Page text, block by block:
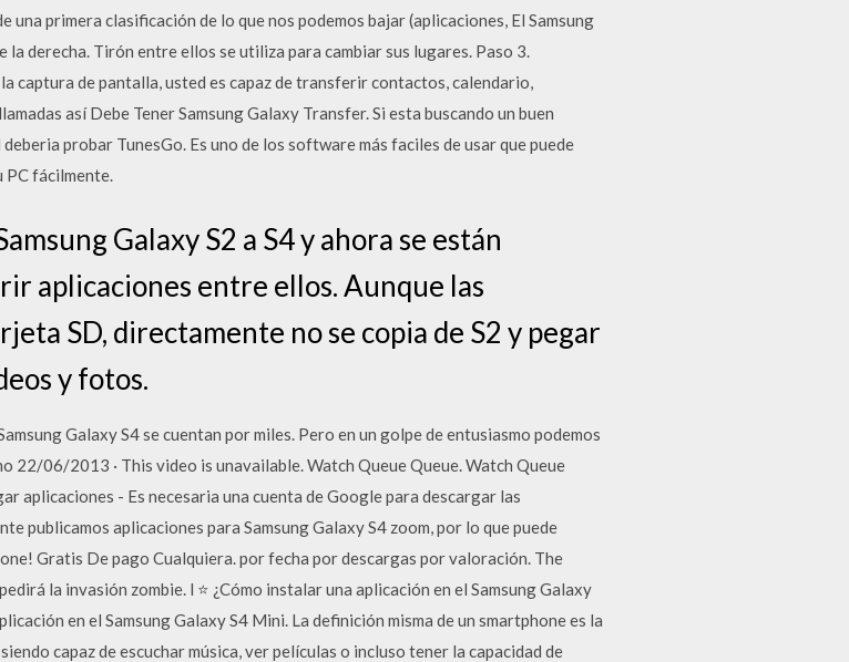
una primera clasificación de lo que nos podemos bajar (aplicaciones, El Samsung
la derecha. Tirón entre ellos se utiliza para cambiar sus lugares. Paso 3.
captura de pantalla, usted es capaz de transferir contactos, calendario,
así Debe Tener Samsung Galaxy Transfer. Si esta buscando un buen
probar TunesGo. Es uno de los software más faciles de usar que puede
PC fácilmente.
Galaxy S2 a S4 y ahora se están
aplicaciones entre ellos. Aunque las
SD, directamente no se copia de S2 y pegar
y fotos.
Galaxy S4 se cuentan por miles. Pero en un golpe de entusiasmo podemos
22/06/2013 · This video is unavailable. Watch Queue Queue. Watch Queue
aplicaciones - Es necesaria una cuenta de Google para descargar las
publicamos aplicaciones para Samsung Galaxy S4 zoom, por lo que puede
Gratis De pago Cualquiera. por fecha por descargas por valoración. The
la invasión zombie. l ⭐ ¿Cómo instalar una aplicación en el Samsung Galaxy
en el Samsung Galaxy S4 Mini. La definición misma de un smartphone es la
capaz de escuchar música, ver películas o incluso tener la capacidad de